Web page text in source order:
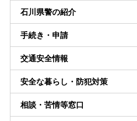
石川県警の紹介
手続き・申請
交通安全情報
安全な暮らし・防犯対策
相談・苦情等窓口